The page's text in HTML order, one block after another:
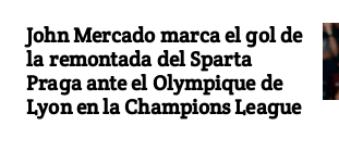
John Mercado marca el gol de
la remontada del Sparta
Praga ante el Olympique de
Lyon en la Champions League